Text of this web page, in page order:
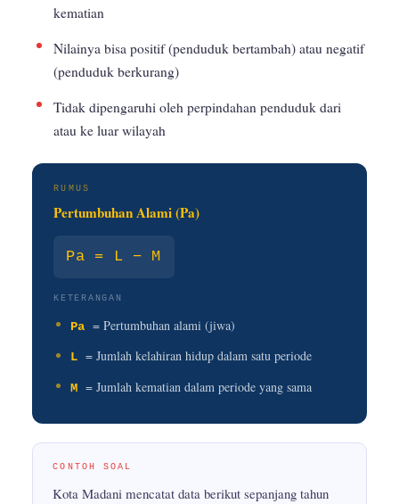
kematian
Nilainya bisa positif (penduduk bertambah) atau negatif
(penduduk berkurang)
Tidak dipengaruhi oleh perpindahan penduduk dari
atau ke luar wilayah
RUMUS
Pertumbuhan Alami (Pa)
Pa = L − M
KETERANGAN
Pa = Pertumbuhan alami (jiwa)
L = Jumlah kelahiran hidup dalam satu periode
M = Jumlah kematian dalam periode yang sama
CONTOH SOAL
Kota Madani mencatat data berikut sepanjang tahun